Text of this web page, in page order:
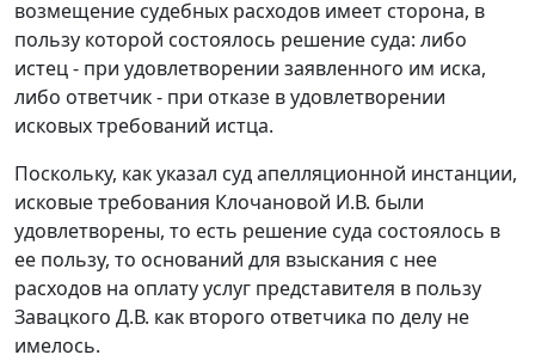
возмещение судебных расходов имеет сторона, в
пользу которой состоялось решение суда: либо
истец - при удовлетворении заявленного им иска,
либо ответчик - при отказе в удовлетворении
исковых требований истца.
Поскольку, как указал суд апелляционной инстанции,
исковые требования Клочановой И.В. были
удовлетворены, то есть решение суда состоялось в
ее пользу, то оснований для взыскания с нее
расходов на оплату услуг представителя в пользу
Завацкого Д.В. как второго ответчика по делу не
имелось.